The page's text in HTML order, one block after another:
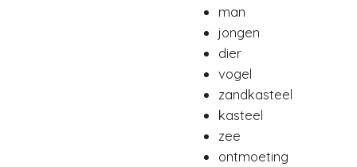
man
jongen
dier
vogel
zandkasteel
kasteel
zee
ontmoeting